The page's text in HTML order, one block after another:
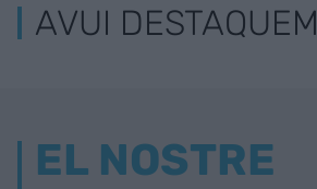
AVUI DESTAQUEM
EL NOSTRE